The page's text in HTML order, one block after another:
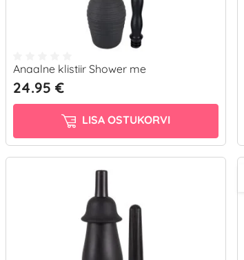
Anaalne klistiir Shower me
24.95 €
LISA OSTUKORVI